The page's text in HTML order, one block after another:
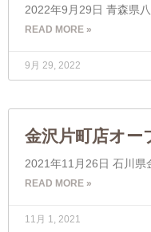
2022年9月29日 青森県
READ MORE »
9月 29, 2022
金沢片町店オー
2021年11月26日 石川県
READ MORE »
11月 1, 2021